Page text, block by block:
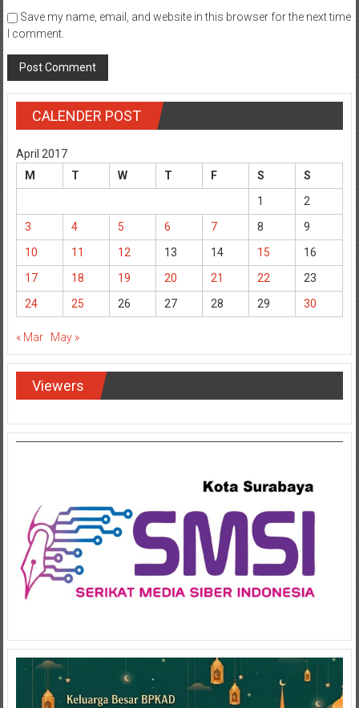
CALENDER POST
April 2017
1
2
3
4 5 6 7 8
9
10
11 12 13 14 15
16
17
18 19 20 21 22
23
24
25 26 27 28 29 30
« Mar May »
Viewers